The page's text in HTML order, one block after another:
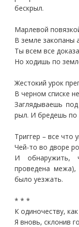
бескрыл.
Марлевой
В земле закопаны
Ты всем все
Но ходишь по
Жестокий урок
В черном списке
Заглядываешь
рыл. И бредешь по
Триггер – все что
Чей-то во дворе
И обнаружить,
проведена
было уезжать.
* * *
К одиночеству,
Я вновь, склонив